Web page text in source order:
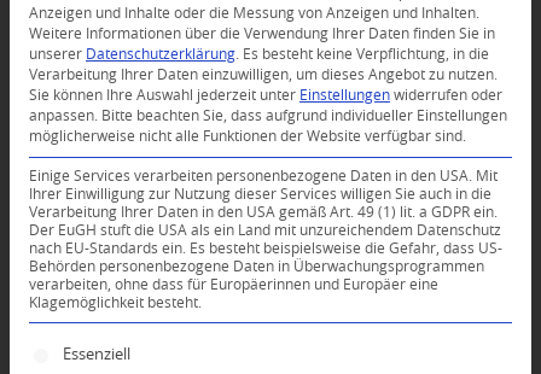
0
KOMMENTARE
Dein Kommentar
An Diskussion beteiligen?
Hinterlassen Sie uns Ihren Kommentar!
Name*
E-Mail-Adresse*
Anzeigen und Inhalte oder die Messung von Anzeigen und Inhalten.
Weitere Informationen über die Verwendung Ihrer Daten finden Sie in
unserer Datenschutzerklärung
Es besteht keine Verpflichtung, in die
Verarbeitung Ihrer Daten einzuwilligen, um dieses Angebot zu nutzen.
Sie können Ihre Auswahl jederzeit unter Einstellungen widerrufen oder
anpassen.
Bitte beachten Sie, dass aufgrund individueller Einstellungen
möglicherweise nicht alle Funktionen der Website verfügbar sind.
Einige Services verarbeiten personenbezogene Daten in den USA. Mit
Ihrer Einwilligung zur Nutzung dieser Services willigen Sie auch in die
Verarbeitung Ihrer Daten in den USA gemäß Art. 49 (1) lit. a GDPR ein.
Der EuGH stuft die USA als ein Land mit unzureichendem Datenschutz
nach EU-Standards ein. Es besteht beispielsweise die Gefahr, dass US-
Behörden personenbezogene Daten in Überwachungsprogrammen
verarbeiten, ohne dass für Europäerinnen und Europäer eine
Klagemöglichkeit besteht.
Es folgt eine Liste der Service-Gruppen, für die
Essenziell